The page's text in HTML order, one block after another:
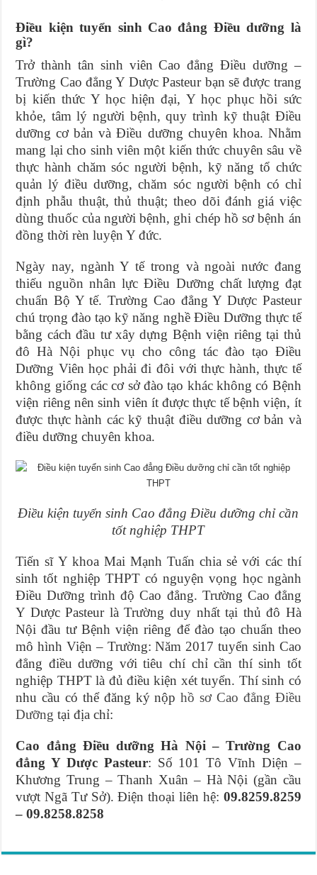
Điều kiện tuyển sinh Cao đẳng Điều dưỡng là
gì?
Trở thành tân sinh viên Cao đẳng Điều dưỡng –
Trường Cao đẳng Y Dược Pasteur bạn sẽ được trang
bị kiến thức Y học hiện đại, Y học phục hồi sức
khỏe, tâm lý người bệnh, quy trình kỹ thuật Điều
dưỡng cơ bản và Điều dưỡng chuyên khoa. Nhằm
mang lại cho sinh viên một kiến thức chuyên sâu về
thực hành chăm sóc người bệnh, kỹ năng tổ chức
quản lý điều dưỡng, chăm sóc người bệnh có chỉ
định phẫu thuật, thủ thuật; theo dõi đánh giá việc
dùng thuốc của người bệnh, ghi chép hồ sơ bệnh án
đồng thời rèn luyện Y đức.
Ngày nay, ngành Y tế trong và ngoài nước đang
thiếu nguồn nhân lực Điều Dưỡng chất lượng đạt
chuẩn Bộ Y tế. Trường Cao đẳng Y Dược Pasteur
chú trọng đào tạo kỹ năng nghề Điều Dưỡng thực tế
bằng cách đầu tư xây dựng Bệnh viện riêng tại thủ
đô Hà Nội phục vụ cho công tác đào tạo Điều
Dưỡng Viên học phải đi đôi với thực hành, thực tế
không giống các cơ sở đào tạo khác không có Bệnh
viện riêng nên sinh viên ít được thực tế bệnh viện, ít
được thực hành các kỹ thuật điều dưỡng cơ bản và
điều dưỡng chuyên khoa.
Điều kiện tuyển sinh Cao đẳng Điều dưỡng chỉ cần
tốt nghiệp THPT
Tiến sĩ Y khoa Mai Mạnh Tuấn chia sẻ với các thí
sinh tốt nghiệp THPT có nguyện vọng học ngành
Điều Dưỡng trình độ Cao đẳng. Trường Cao đẳng
Y Dược Pasteur là Trường duy nhất tại thủ đô Hà
Nội đầu tư Bệnh viện riêng để đào tạo chuẩn theo
mô hình Viện – Trường: Năm 2017 tuyển sinh Cao
đẳng điều dưỡng với tiêu chí chỉ cần thí sinh tốt
nghiệp THPT là đủ điều kiện xét tuyển. Thí sinh có
nhu cầu có thể đăng ký nộphồ sơ Cao đẳng Điều
Dưỡng tại địa chỉ:
Cao đẳng Điều dưỡng Hà Nội – Trường Cao
đẳng Y Dược Pasteur: Số 101 Tô Vĩnh Diện –
Khương Trung – Thanh Xuân – Hà Nội (gần cầu
vượt Ngã Tư Sở). Điện thoại liên hệ: 09.8259.8259
– 09.8258.8258